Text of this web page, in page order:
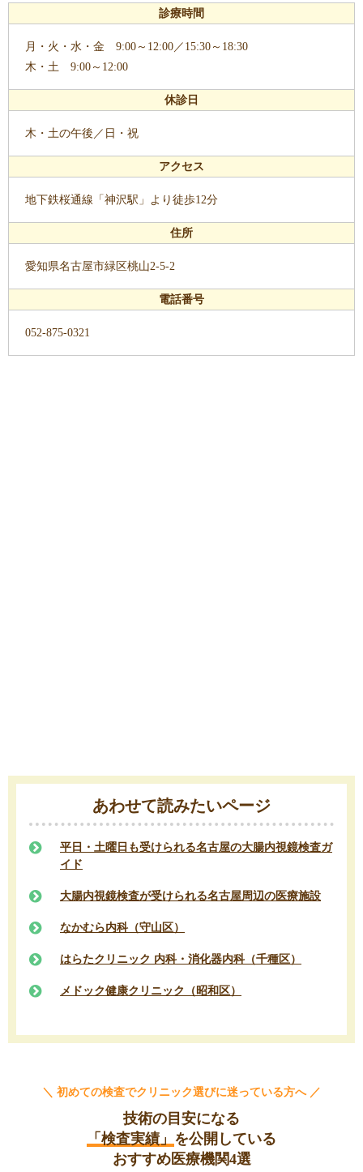
診療時間
月・火・水・金 9:00～12:00／15:30～18:30
木・土 9:00～12:00
休診日
木・土の午後／日・祝
アクセス
地下鉄桜通線「神沢駅」より徒歩12分
住所
愛知県名古屋市緑区桃山2-5-2
電話番号
052-875-0321
あわせて読みたいページ
平日・土曜日も受けられる名古屋の大腸内視鏡検査ガ
イド
大腸内視鏡検査が受けられる名古屋周辺の医療施設
なかむら内科（守山区）
はらたクリニック 内科・消化器内科（千種区）
メドック健康クリニック（昭和区）
＼ 初めての検査でクリニック選びに迷っている方へ ／
技術の目安になる
「検査実績」 を公開している
おすすめ医療機関4選